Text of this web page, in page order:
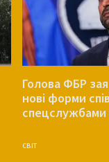
Голова ФБР
нові форми
спецслужбами
СВІТ